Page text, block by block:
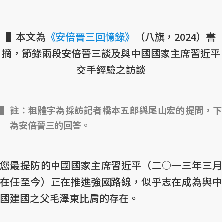
▌本文為 《安倍晉三回憶錄》
（八旗，2024）書
摘，節錄兩段安倍晉三談及與中國國家主席習近平
交手經驗之訪談
註：粗體字為採訪記者橋本五郎與尾山宏的提問，下
為安倍晉三的回答。
您最提防的中國國家主席習近平（二○一三年三月
在任至今）正在推進強國路線，似乎志在成為與中
國建國之父毛澤東比肩的存在。